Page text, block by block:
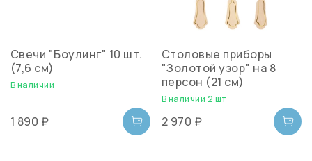
Свечи "Боулинг" 10 шт.
(7,6 см)
В наличии
1 890 ₽
Столовые приборы
"Золотой узор" на 8
персон (21 см)
В наличии 2 шт
2 970 ₽